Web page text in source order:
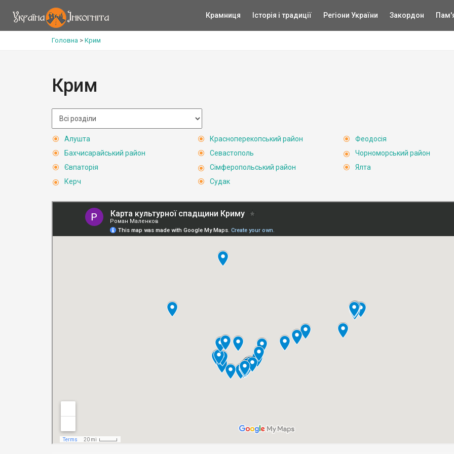
Крамниця Історія і традиції Регіони України Закордон
Головна > Крим
Крим
Алушта
Бахчисарайський район
Євпаторія
Керч
Красноперекопський район
Севастополь
Сімферопольський район
Судак
Феодосія
Чорноморський район
Ялта